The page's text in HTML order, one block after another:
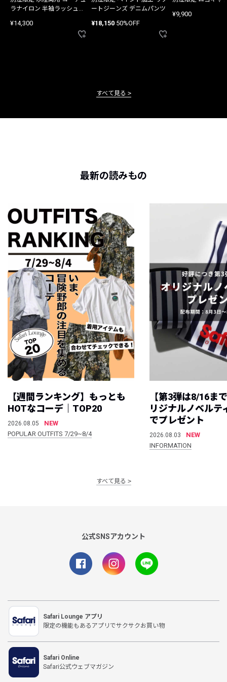
ラナイロン 半袖ラッシュガ
¥14,300
ートジーンズ デニムパンツ
¥18,150 50%OFF
¥9,900
すべて見る
最新の読みもの
【週間ランキング】もっとも
HOTなコーデ｜TOP20
2026.08.05
NEW
POPULAR OUTFITS 7/29~8/4
【第3弾は8/16ま
リジナルノベルテ
でプレゼント
2026.08.03
NEW
INFORMATION
すべて見る
公式SNSアカウント
Safari Lounge アプリ
限定の機能もあるアプリでサクサクお買い物
Safari Online
Safari公式ウェブマガジン